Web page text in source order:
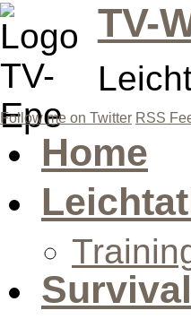
TV-
Follow me on Twitter RSS
Home